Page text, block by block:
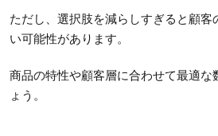
ただし、選択肢を減らしすぎると顧客
い可能性があります。
商品の特性や顧客層に合わせて最適な
ょう。